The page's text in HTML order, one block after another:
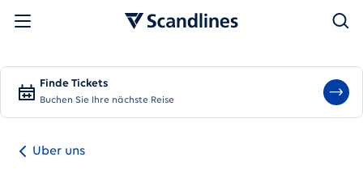
Suchen
Finde Tickets
Buchen Sie Ihre nächste Reise
Über uns